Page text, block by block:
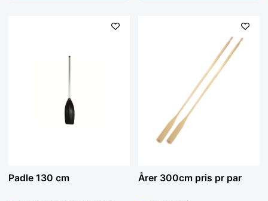
Padle 130 cm Årer 300cm pris pr par